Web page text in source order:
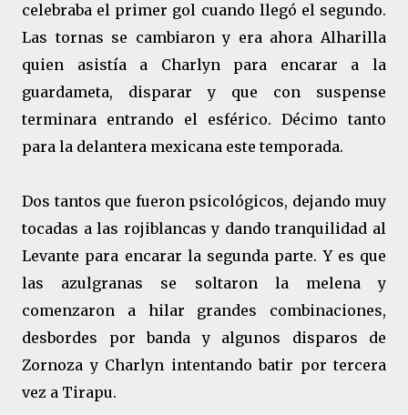
celebraba el primer gol cuando llegó el segundo.
Las tornas se cambiaron y era ahora Alharilla
quien asistía a Charlyn para encarar a la
guardameta, disparar y que con suspense
terminara entrando el esférico. Décimo tanto
para la delantera mexicana este temporada.
Dos tantos que fueron psicológicos, dejando muy
tocadas a las rojiblancas y dando tranquilidad al
Levante para encarar la segunda parte. Y es que
las azulgranas se soltaron la melena y
comenzaron a hilar grandes combinaciones,
desbordes por banda y algunos disparos de
Zornoza y Charlyn intentando batir por tercera
vez a Tirapu.